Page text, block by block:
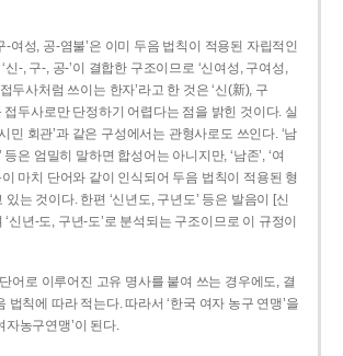
-여성, 공-염불’은 이미 두음 법칙이 적용된 자립적인
‘신-, 구-, 공-’이 결합한 구조이므로 ‘신여성, 구여성,
두사처럼 쓰이는 한자’라고 한 것은 ‘신(新), 구
접두사로만 단정하기 어렵다는 점을 밝힌 것이다. 실
시민 회관’과 같은 구성에서는 관형사로도 쓰인다. ‘남
등은 엄밀히 말하면 합성어는 아니지만, ‘남존’, ‘여
등이 마치 단어와 같이 인식되어 두음 법칙이 적용된 형
는 것이다. 한편 ‘신년도, 구년도’ 등은 발음이 [신
‘신년­-도, 구년-­도’로 분석되는 구조이므로 이 규정이
어로 이루어진 고유 명사를 붙여 쓰는 경우에도, 결
법칙에 따라 적는다. 따라서 ‘한국 여자 농구 연맹’을
자농구연맹’이 된다.